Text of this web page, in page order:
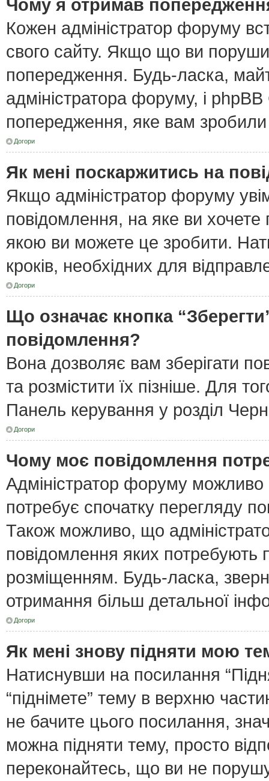
Чому я отримав
Кожен адміністратор форуму
свого сайту. Якщо що ви
попередження. Будь-ласка,
адміністратора форуму, і
попередження, яке вам
Догори
Як мені поскаржитись на
Якщо адміністратор форуму
повідомлення, на яке ви хочете
якою ви можете це зробити.
кроків, необхідних для
Догори
Що означає кнопка
повідомлення?
Вона дозволяє вам зберігати
та розмістити їх пізніше. Для
Панель керування у розділ
Догори
Чому моє повідомлення
Адміністратор форуму
потребує спочатку перегляду
Також можливо, що
повідомлення яких потребують
розміщенням. Будь-ласка,
отримання більш детальної
Догори
Як мені знову підняти мою
Натиснувши на посилання
“піднімете” тему в верхню
не бачите цього посилання,
можна підняти тему, просто
переконайтесь, що ви не